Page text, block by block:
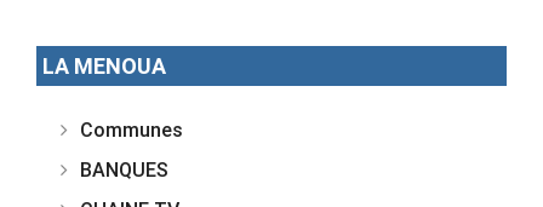
LA MENOUA
Communes
BANQUES